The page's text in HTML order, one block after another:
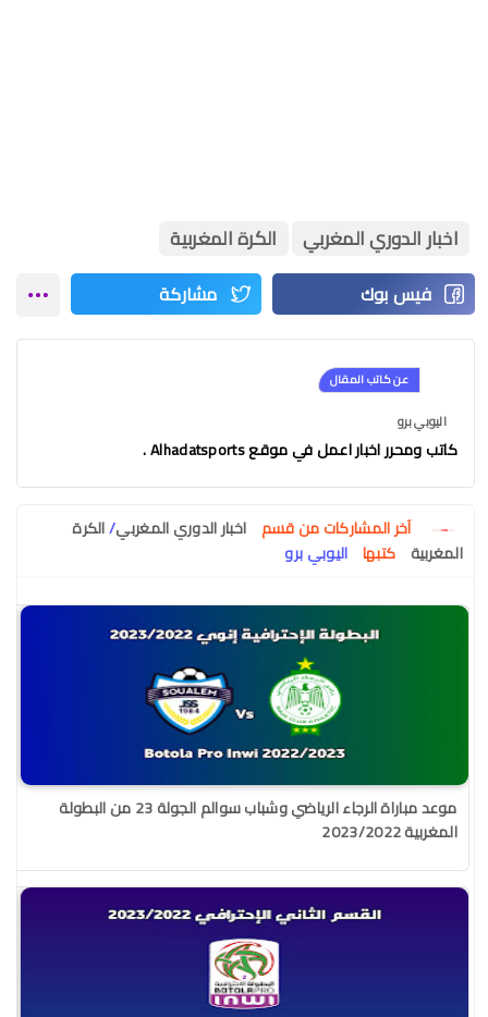
اخبار الدوري المغربي الكرة المغربية
عن كاتب المقال
اليوبي برو
كاتب ومحرر اخبار اعمل في موقع Alhadatsports .
آخر المشاركات من قسم اخبار الدوري المغربي/الكرة
المغربية كتبها اليوبي برو
موعد مباراة الرجاء الرياضي وشباب سوالم الجولة 23 من البطولة
المغربية 2023/2022